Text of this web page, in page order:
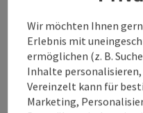
Eignung
Barrierefreiheit
Meine Betriebe
Wir möchten Ihnen
Erlebnis mit
ermöglichen (z. B.
Inhalte personalisieren,
Vereinzelt kann für
Marketing,